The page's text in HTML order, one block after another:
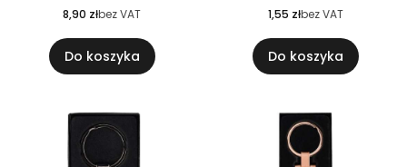
8,90 złbez VAT
Do koszyka
1,55 złbez VAT
Do koszyka